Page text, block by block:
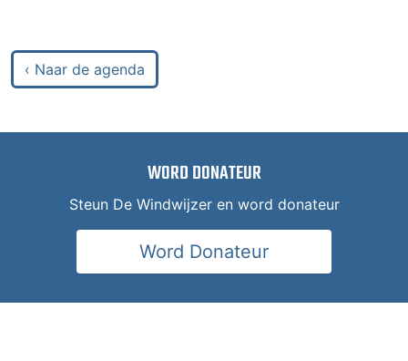
‹ Naar de agenda
WORD DONATEUR
Steun De Windwijzer en word donateur
Word Donateur